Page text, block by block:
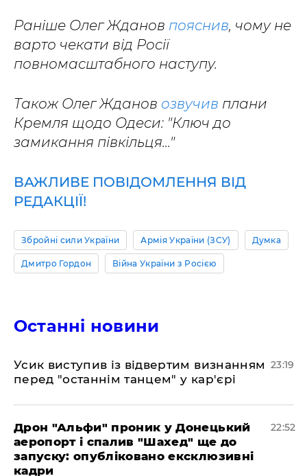
Раніше Олег Жданов пояснив, чому не
варто чекати від Росії
повномасштабного наступу.
Також Олег Жданов озвучив плани
Кремля щодо Одеси: "Ключ до
замикання півкільця..."
ВАЖЛИВЕ ПОВІДОМЛЕННЯ ВІД
РЕДАКЦІЇ!
Збройні сили України Армія України (ЗСУ) Думка
Дмитро Гордон Війна України з Росією
Останні новини
​Усик виступив із відвертим визнанням
перед "останнім танцем" у кар'єрі
23:19
​Дрон "Альфи" проник у Донецький
аеропорт і спалив "Шахед" ще до
запуску: опубліковано ексклюзивні
кадри
22:52